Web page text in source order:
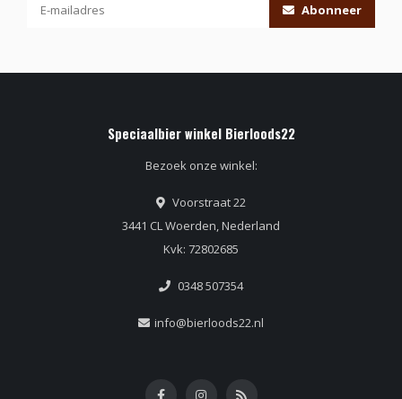
Abonneer
Speciaalbier winkel Bierloods22
Bezoek onze winkel:
Voorstraat 22
3441 CL Woerden, Nederland
Kvk: 72802685
0348 507354
info@bierloods22.nl